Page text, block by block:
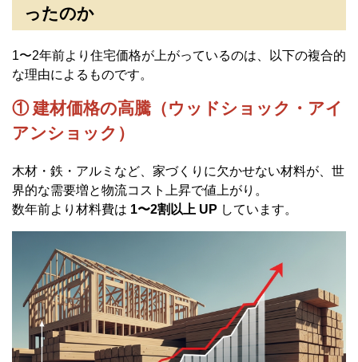
ったのか
1〜2年前より住宅価格が上がっているのは、以下の複合的
な理由によるものです。
① 建材価格の高騰（ウッドショック・アイ
アンショック）
木材・鉄・アルミなど、家づくりに欠かせない材料が、世
界的な需要増と物流コスト上昇で値上がり。
数年前より材料費は 1〜2割以上 UP しています。